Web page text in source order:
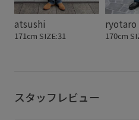
atsushi
171cm SIZE:31
ryotaro
170cm
スタッフレビュー